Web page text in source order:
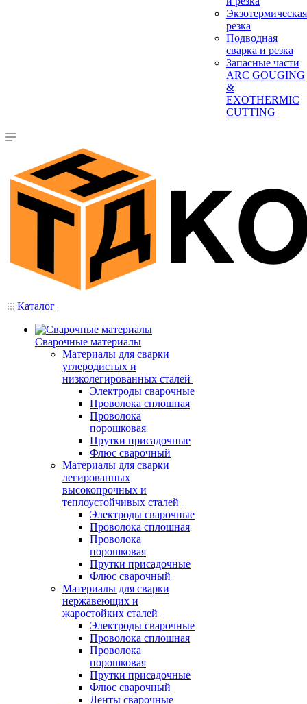
Экзотермическая
резка
Подводная
сварка и резка
Запасные части
ARC GOUGING
&
EXOTHERMIC
CUTTING
Каталог
Сварочные материалы
Материалы для сварки
углеродистых и
низколегированных сталей
Электроды сварочные
Проволока сплошная
Проволока
порошковая
Прутки присадочные
Флюс сварочный
Материалы для сварки
легированных
высокопрочных и
теплоустойчивых сталей
Электроды сварочные
Проволока сплошная
Проволока
порошковая
Прутки присадочные
Флюс сварочный
Материалы для сварки
нержавеющих и
жаростойких сталей
Электроды сварочные
Проволока сплошная
Проволока
порошковая
Прутки присадочные
Флюс сварочный
Ленты сварочные